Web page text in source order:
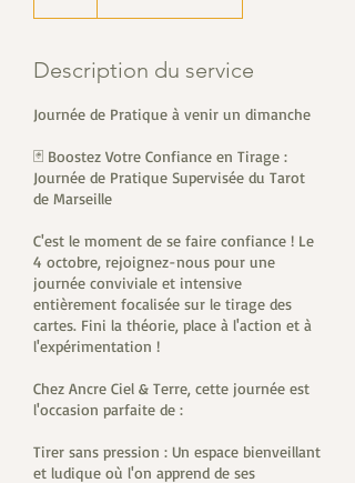
Description du service
Journée de Pratique à venir un dimanche
🃏 Boostez Votre Confiance en Tirage :
Journée de Pratique Supervisée du Tarot
de Marseille
C'est le moment de se faire confiance ! Le
4 octobre, rejoignez-nous pour une
journée conviviale et intensive
entièrement focalisée sur le tirage des
cartes. Fini la théorie, place à l'action et à
l'expérimentation !
Chez Ancre Ciel & Terre, cette journée est
l'occasion parfaite de :
Tirer sans pression : Un espace bienveillant
et ludique où l'on apprend de ses